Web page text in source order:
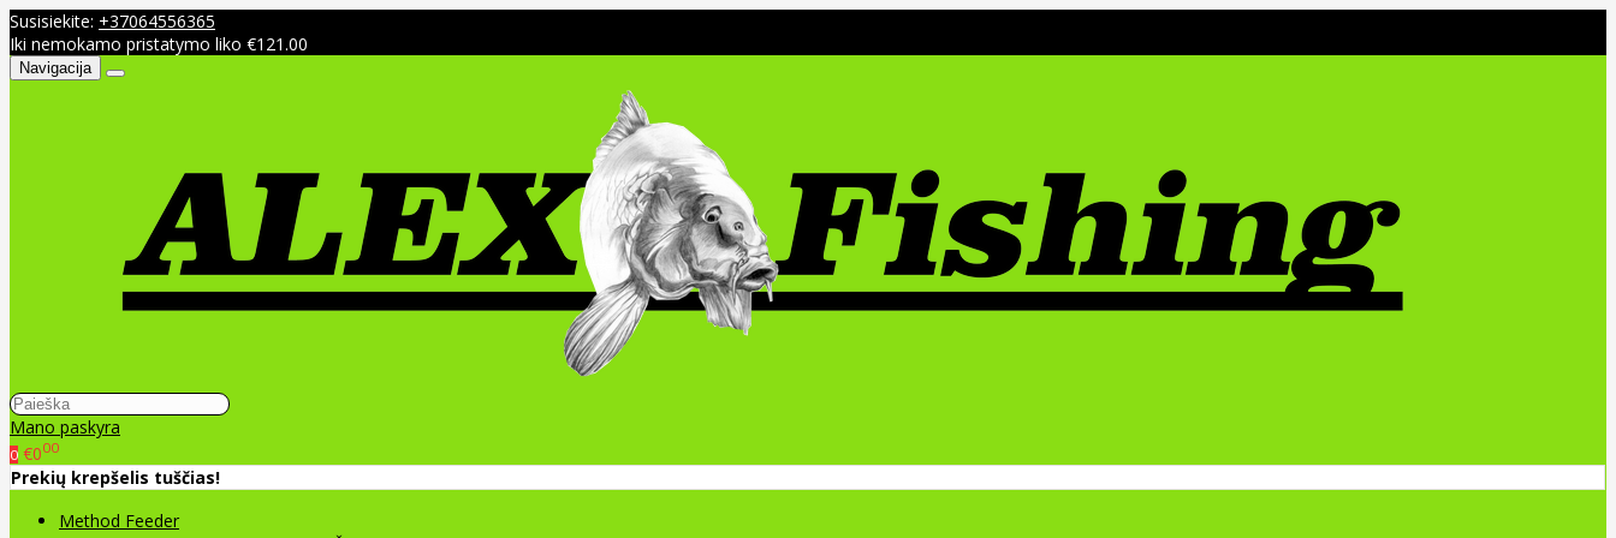
Susisiekite: +37064556365
Iki nemokamo pristatymo liko €121.00
Navigacija
Mano paskyra
0 €000
Prekių krepšelis tuščias!
Method Feeder